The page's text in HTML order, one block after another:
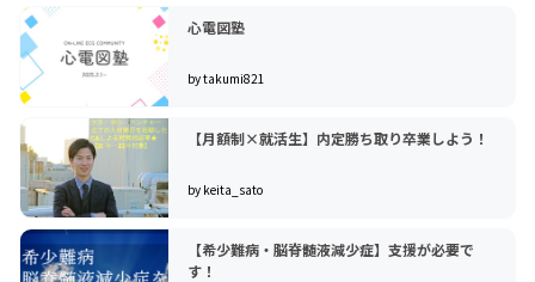
心電図塾
by takumi821
【月額制×就活生】内定勝ち取り卒業しよう！
by keita_sato
【希少難病・脳脊髄液減少症】支援が必要で
す！